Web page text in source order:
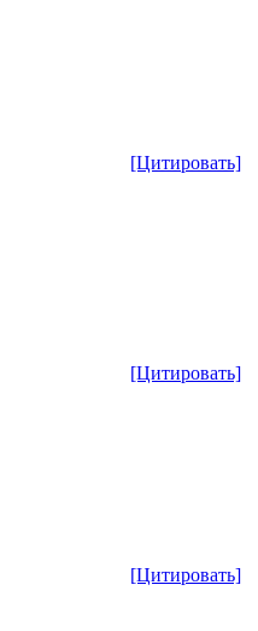
[Цитировать]
[Цитировать]
[Цитировать]